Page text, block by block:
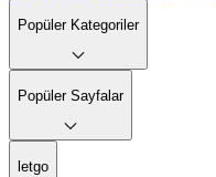
Popüler Kategoriler
Popüler Sayfalar
letgo